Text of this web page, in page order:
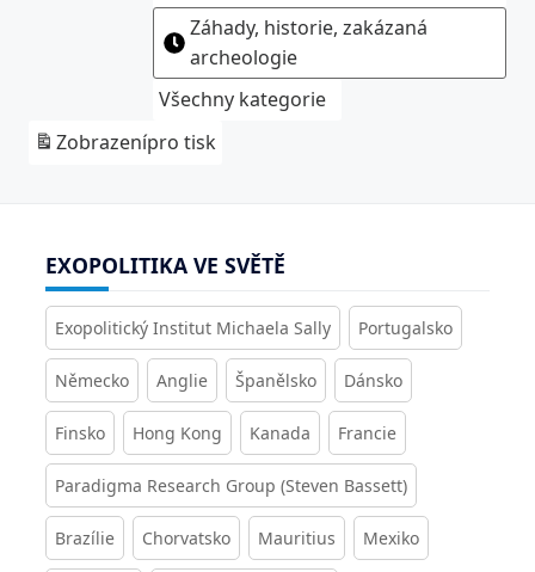
Záhady, historie, zakázaná
archeologie
Všechny kategorie
Zobrazenípro tisk
EXOPOLITIKA VE SVĚTĚ
Exopolitický Institut Michaela Sally Portugalsko
Německo Anglie Španělsko Dánsko
Finsko Hong Kong Kanada Francie
Paradigma Research Group (Steven Bassett)
Brazílie Chorvatsko Mauritius Mexiko